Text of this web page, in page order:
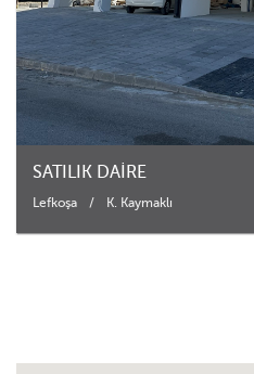
SATILIK DAİRE
Lefkoşa / K. Kaymaklı